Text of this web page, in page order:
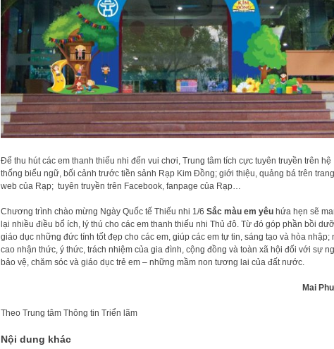
Để thu hút các em thanh thiếu nhi đến vui chơi, Trung tâm tích cực tuyên truyền trên hệ
thống biểu ngữ, bối cảnh trước tiền sảnh Rạp Kim Đồng; giới thiệu, quảng bá trên trang
web của Rạp; tuyên truyền trên Facebook, fanpage của Rạp…
Chương trình chào mừng Ngày Quốc tế Thiếu nhi 1/6 Sắc màu em yêuhứa hẹn sẽ
lại nhiều điều bổ ích, lý thú cho các em thanh thiếu nhi Thủ đô. Từ đó góp phần bồi
giáo dục những đức tính tốt đẹp cho các em, giúp các em tự tin, sáng tạo và hòa nhập;
cao nhận thức, ý thức, trách nhiệm của gia đình, cộng đồng và toàn xã hội đối với sự
bảo vệ, chăm sóc và giáo dục trẻ em – những mầm non tương lai của đất nước.
Mai
Theo Trung tâm Thông tin Triển lãm
Nội dung khác